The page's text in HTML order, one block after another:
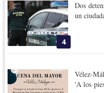
4
Dos
un
Vélez-
'A los